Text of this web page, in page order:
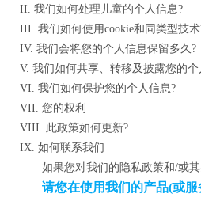
II. 我们如何处理儿童的个人信息?
III. 我们如何使用cookie和同类型技术
IV. 我们会将您的个人信息保留多久?
V. 我们如何共享、转移及披露您的个
VI. 我们如何保护您的个人信息?
VII. 您的权利
VIII. 此政策如何更新?
IX. 如何联系我们
如果您对我们的隐私政策和/或
请您在使用我们的产品(或服